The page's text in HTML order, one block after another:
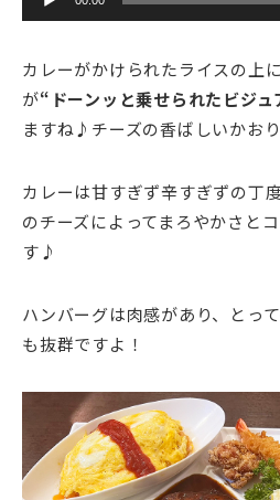
カレーがかけられたライスの上
が“ドーンッと乗せられたビジュ
ますね♪チーズの香ばしいかお
カレーは甘すぎず辛すぎずの丁
のチーズによってまろやかさと
す♪
ハンバーグは肉感があり、とっ
も抜群ですよ！